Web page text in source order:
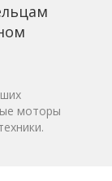
моторы